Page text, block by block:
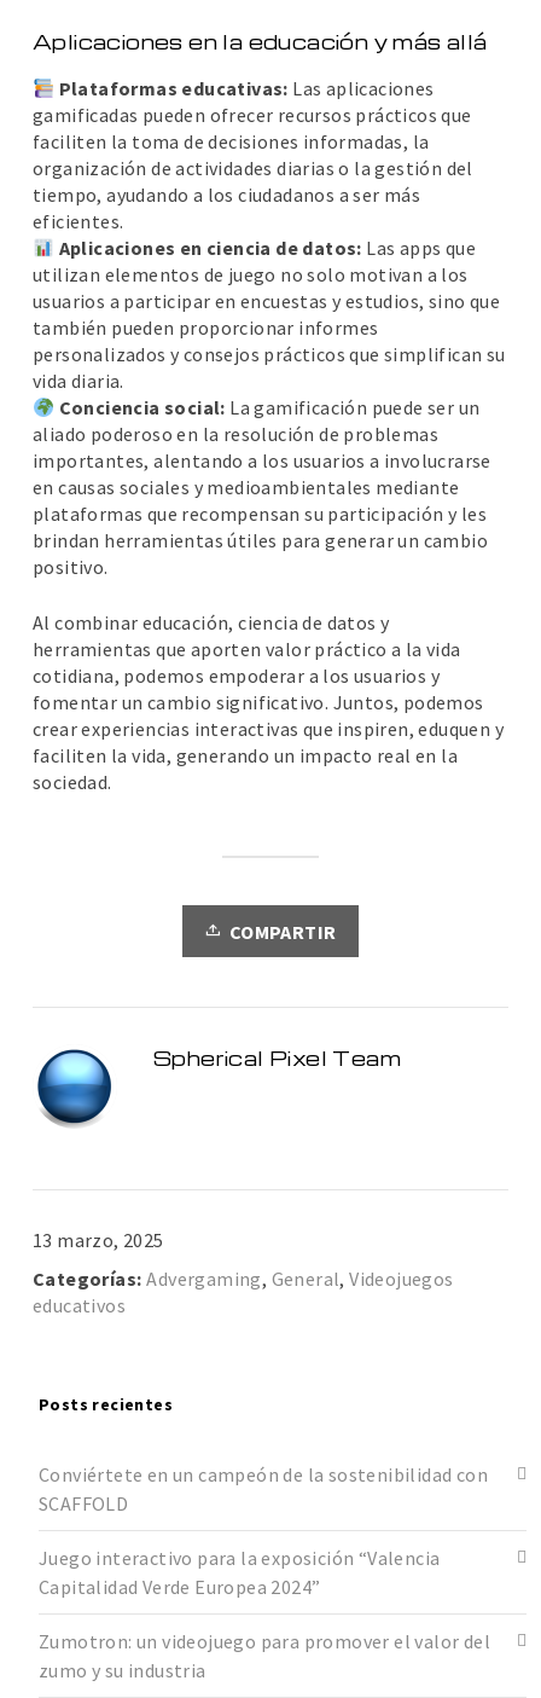
Aplicaciones en la educación y más allá
Plataformas educativas: Las aplicaciones
gamificadas pueden ofrecer recursos prácticos que
faciliten la toma de decisiones informadas, la
organización de actividades diarias o la gestión del
tiempo, ayudando a los ciudadanos a ser más
eficientes.
Aplicaciones en ciencia de datos: Las apps que
utilizan elementos de juego no solo motivan a los
usuarios a participar en encuestas y estudios, sino que
también pueden proporcionar informes
personalizados y consejos prácticos que simplifican su
vida diaria.
Conciencia social: La gamificación puede ser un
aliado poderoso en la resolución de problemas
importantes, alentando a los usuarios a involucrarse
en causas sociales y medioambientales mediante
plataformas que recompensan su participación y les
brindan herramientas útiles para generar un cambio
positivo.
Al combinar educación, ciencia de datos y
herramientas que aporten valor práctico a la vida
cotidiana, podemos empoderar a los usuarios y
fomentar un cambio significativo. Juntos, podemos
crear experiencias interactivas que inspiren, eduquen y
faciliten la vida, generando un impacto real en la
sociedad.
COMPARTIR
Spherical Pixel Team
13 marzo, 2025
Categorías: Advergaming, General,Videojuegos
educativos
Posts recientes
Conviértete en un campeón de la sostenibilidad con
SCAFFOLD
Juego interactivo para la exposición “Valencia
Capitalidad Verde Europea 2024”
Zumotron: un videojuego para promover el valor del
zumo y su industria